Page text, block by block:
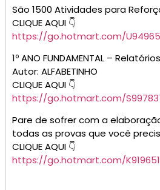
3º ao 5º ano – Atividades de matemática – Operações e situações problemas
Deixe um
O seu endereço de e-mail não
Campos obrigatórios são